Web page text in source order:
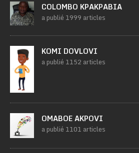
COLOMBO KPAKPABIA
a publié 1999 articles
KOMI DOVLOVI
a publié 1152 articles
OMABOE AKPOVI
a publié 1101 articles